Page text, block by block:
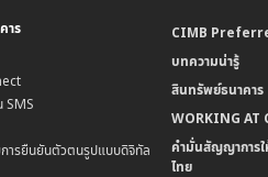
าร
SMS
ารยืนยันตัวตนรูปแบบดิจิทัล
CIMB
บทความน่ารู้
สินทรัพย์ธนาคาร
WORKING AT
คำมั่นสัญญาการใ
ไทย